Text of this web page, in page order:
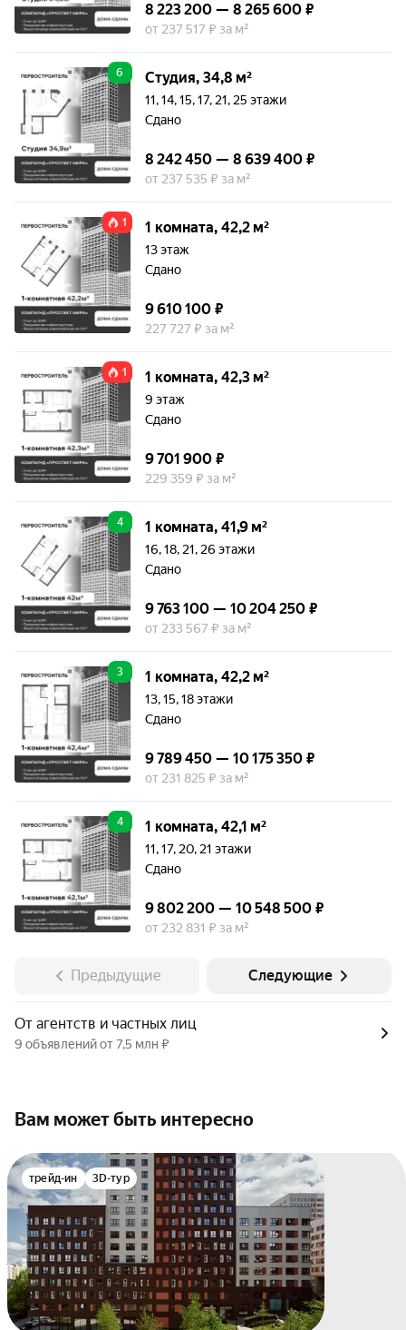
8 223 200 — 8 265 600 ₽
от 237 517 ₽ за м²
6 Студия, 34,8 м²
11, 14, 15, 17, 21, 25 этажи
Сдано
8 242 450 — 8 639 400 ₽
от 237 535 ₽ за м²
1 1 комната, 42,2 м²
13 этаж
Сдано
9 610 100 ₽
227 727 ₽ за м²
1 1 комната, 42,3 м²
9 этаж
Сдано
9 701 900 ₽
229 359 ₽ за м²
4 1 комната, 41,9 м²
16, 18, 21, 26 этажи
Сдано
9 763 100 — 10 204 250 ₽
от 233 567 ₽ за м²
3 1 комната, 42,2 м²
13, 15, 18 этажи
Сдано
9 789 450 — 10 175 350 ₽
от 231 825 ₽ за м²
4 1 комната, 42,1 м²
11, 17, 20, 21 этажи
Сдано
9 802 200 — 10 548 500 ₽
от 232 831 ₽ за м²
Предыдущие Следующие
От агентств и частных лиц
9 объявлений от 7,5 млн ₽
Вам может быть интересно
трейд-ин 3D-тур